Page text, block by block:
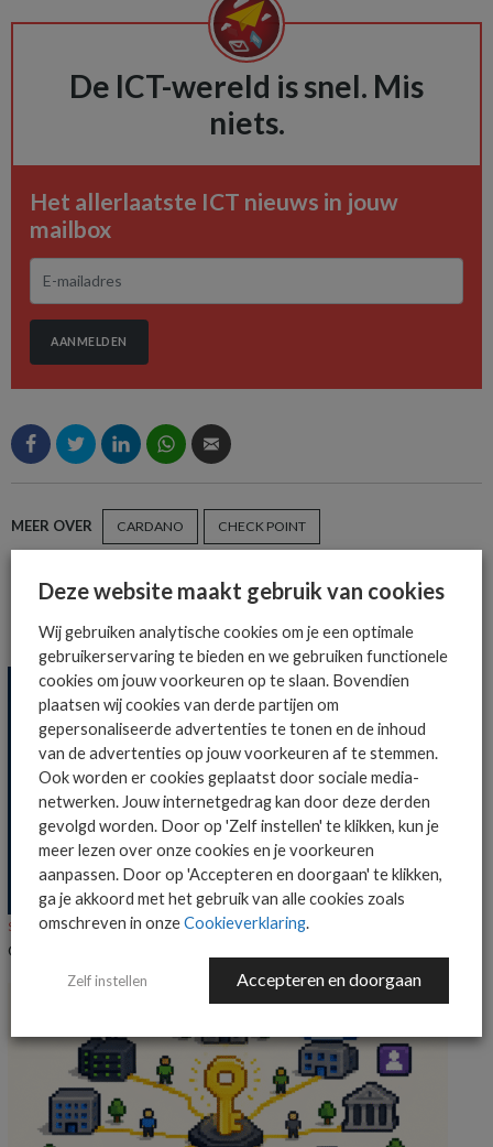
De ICT-wereld is snel. Mis
niets.
Het allerlaatste ICT nieuws in jouw
mailbox
AANMELDEN
MEER OVER CARDANO CHECK POINT
MEER SECURITY NIEUWS
SECURITY NIEUWS
Onderzoek: IT-beslissers vrezen datalekken bij AI-agents
Deze website maakt gebruik van cookies
Wij gebruiken analytische cookies om je een optimale
gebruikerservaring te bieden en we gebruiken functionele
cookies om jouw voorkeuren op te slaan. Bovendien
plaatsen wij cookies van derde partijen om
gepersonaliseerde advertenties te tonen en de inhoud
van de advertenties op jouw voorkeuren af te stemmen.
Ook worden er cookies geplaatst door sociale media-
netwerken. Jouw internetgedrag kan door deze derden
gevolgd worden. Door op 'Zelf instellen' te klikken, kun je
meer lezen over onze cookies en je voorkeuren
aanpassen. Door op 'Accepteren en doorgaan' te klikken,
ga je akkoord met het gebruik van alle cookies zoals
omschreven in onzeCookieverklaring.
Zelf instellen Accepteren en doorgaan